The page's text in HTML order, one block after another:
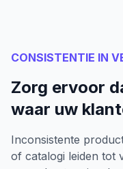
CONSISTENTIE IN
Zorg ervoor
waar uw
Inconsistente
of catalogi leiden tot